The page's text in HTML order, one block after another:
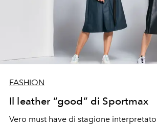
FASHION
Il leather “good” di Sportmax
Vero must have di stagione